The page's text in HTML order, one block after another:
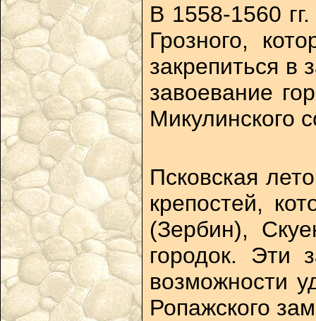
В 1558-1560
Грозного,
закрепиться в
завоевание
Микулинского
Псковская
крепостей,
(Зербин),
городок. Эти
возможности
Ропажского